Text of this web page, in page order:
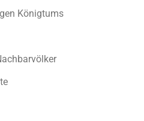
Königtums